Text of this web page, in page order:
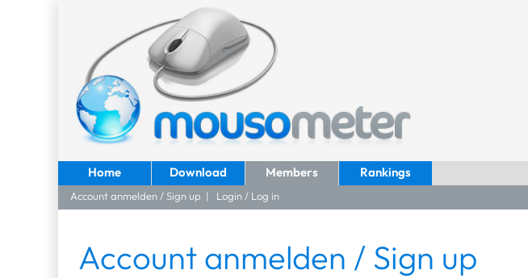
Home Download Members Rankings
Account anmelden / Sign up | Login / Log in
Account anmelden / Sign up